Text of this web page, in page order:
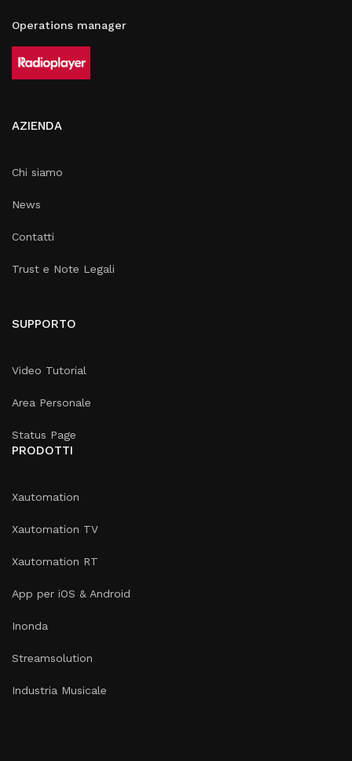
Operations manager
AZIENDA
Chi siamo
News
Contatti
Trust e Note Legali
SUPPORTO
Video Tutorial
Area Personale
Status Page
PRODOTTI
Xautomation
Xautomation TV
Xautomation RT
App per iOS & Android
Inonda
Streamsolution
Industria Musicale